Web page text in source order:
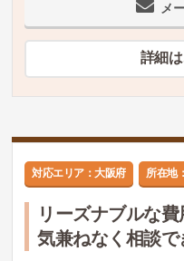
メ
詳細
対応エリア：大阪府 所在地
リーズナブルな
気兼ねなく相談で